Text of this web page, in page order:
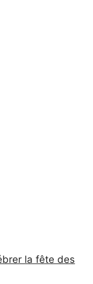
la fête des